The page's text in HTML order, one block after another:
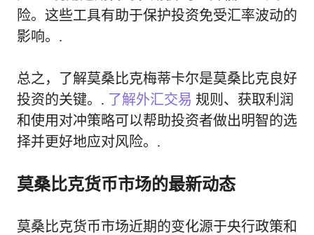
险。这些工具有助于保护投资免受汇率波动的
影响。.
总之，了解莫桑比克梅蒂卡尔是莫桑比克良好
投资的关键。. 了解外汇交易 规则、获取利润
和使用对冲策略可以帮助投资者做出明智的选
择并更好地应对风险。.
莫桑比克货币市场的最新动态
莫桑比克货币市场近期的变化源于央行政策和